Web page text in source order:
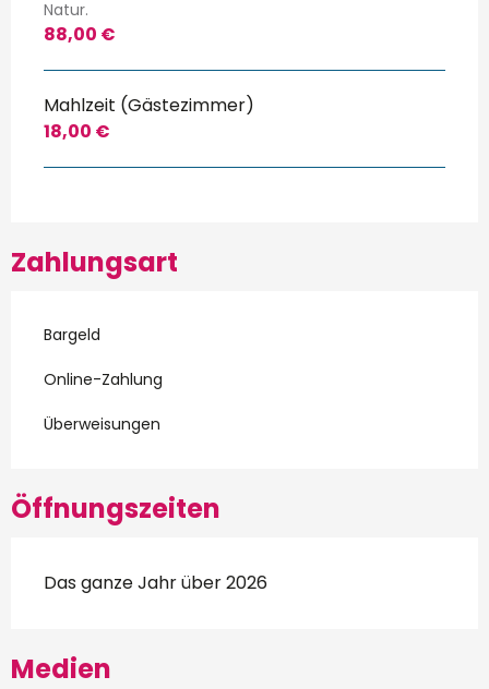
Natur.
88,00 €
Mahlzeit (Gästezimmer)
18,00 €
Zahlungsart
Bargeld
Online-Zahlung
Überweisungen
Öffnungszeiten
Das ganze Jahr über 2026
Medien